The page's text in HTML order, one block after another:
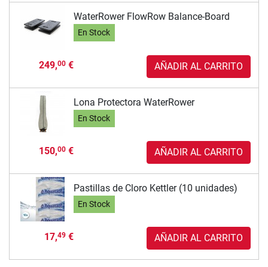
WaterRower FlowRow Balance-Board
En Stock
249,00€ AÑADIR AL CARRITO
Lona Protectora WaterRower
En Stock
150,00€ AÑADIR AL CARRITO
Pastillas de Cloro Kettler (10 unidades)
En Stock
17,49€ AÑADIR AL CARRITO